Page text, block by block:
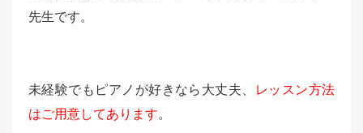
先生です。
未経験でもピアノが好きなら大丈夫、
レッスン方法
はご用意してあります。